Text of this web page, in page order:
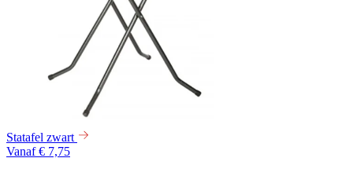
Statafel zwart
Vanaf € 7,75